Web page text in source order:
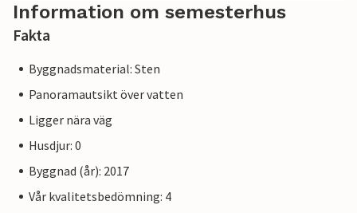
Information om semesterhus
Fakta
Byggnadsmaterial: Sten
Panoramautsikt över vatten
Ligger nära väg
Husdjur: 0
Byggnad (år): 2017
Vår kvalitetsbedömning: 4